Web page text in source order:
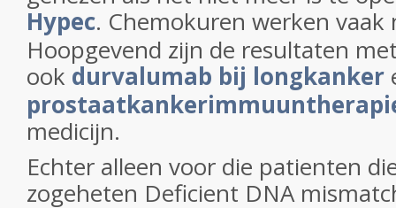
Hypec. Chemokuren werken vaak
Hoopgevend zijn de resultaten
ook durvalumab bij longkanker
medicijn.
Echter alleen voor die patienten
zogeheten Deficient DNA